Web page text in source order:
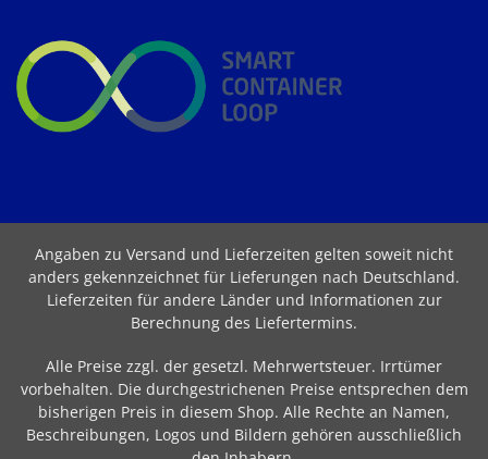
Angaben zu Versand und Lieferzeiten gelten soweit nicht
anders gekennzeichnet für Lieferungen nach Deutschland.
Lieferzeiten für andere Länder und Informationen zur
Berechnung des Liefertermins.
Alle Preise zzgl. der gesetzl. Mehrwertsteuer. Irrtümer
vorbehalten. Die durchgestrichenen Preise entsprechen dem
bisherigen Preis in diesem Shop. Alle Rechte an Namen,
Beschreibungen, Logos und Bildern gehören ausschließlich